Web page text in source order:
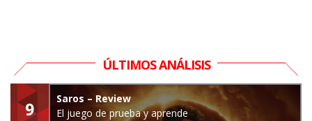
ÚLTIMOS ANÁLISIS
9
Saros – Review
El juego de prueba y aprende